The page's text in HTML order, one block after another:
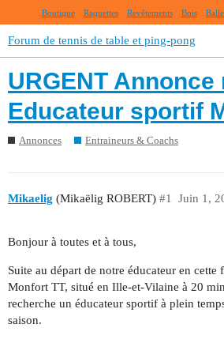
Boutique Raquettes Revêtements Bois
Forum de tennis de table et ping-pong
URGENT
Educateur sportif
Annonces Entraineurs & Coachs
Mikaelig (Mikaëlig ROBERT) Juin 1,
#1
Bonjour à toutes et à tous,
Suite au départ de notre éducateur en cette
Monfort TT, situé en Ille-et-Vilaine à 20
recherche un éducateur sportif à plein
saison.